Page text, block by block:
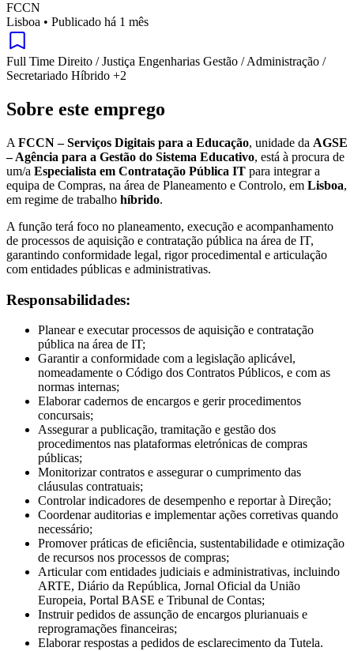
FCCN
Lisboa • Publicado há 1 mês
Full Time Direito / Justiça Engenharias Gestão / Administração /
Secretariado Híbrido +2
Sobre este emprego
A FCCN – Serviços Digitais para a Educação, unidade da AGSE
– Agência para a Gestão do Sistema Educativo, está à procura de
um/a Especialista em Contratação Pública IT para integrar a
equipa de Compras, na área de Planeamento e Controlo, em Lisboa,
em regime de trabalho híbrido.
A função terá foco no planeamento, execução e acompanhamento
de processos de aquisição e contratação pública na área de IT,
garantindo conformidade legal, rigor procedimental e articulação
com entidades públicas e administrativas.
Responsabilidades:
Planear e executar processos de aquisição e contratação
pública na área de IT;
Garantir a conformidade com a legislação aplicável,
nomeadamente o Código dos Contratos Públicos, e com as
normas internas;
Elaborar cadernos de encargos e gerir procedimentos
concursais;
Assegurar a publicação, tramitação e gestão dos
procedimentos nas plataformas eletrónicas de compras
públicas;
Monitorizar contratos e assegurar o cumprimento das
cláusulas contratuais;
Controlar indicadores de desempenho e reportar à Direção;
Coordenar auditorias e implementar ações corretivas quando
necessário;
Promover práticas de eficiência, sustentabilidade e otimização
de recursos nos processos de compras;
Articular com entidades judiciais e administrativas, incluindo
ARTE, Diário da República, Jornal Oficial da União
Europeia, Portal BASE e Tribunal de Contas;
Instruir pedidos de assunção de encargos plurianuais e
reprogramações financeiras;
Elaborar respostas a pedidos de esclarecimento da Tutela.